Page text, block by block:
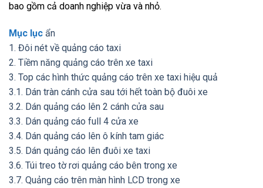
bao gồm cả doanh nghiệp vừa và nhỏ.
Mục lục ẩn
1. Đôi nét về quảng cáo taxi
2. Tiềm năng quảng cáo trên xe taxi
3. Top các hình thức quảng cáo trên xe taxi hiệu quả
3.1. Dán tràn cánh cửa sau tới hết toàn bộ đuôi xe
3.2. Dán quảng cáo lên 2 cánh cửa sau
3.3. Dán quảng cáo full 4 cửa xe
3.4. Dán quảng cáo lên ô kính tam giác
3.5. Dán quảng cáo lên đuôi xe taxi
3.6. Túi treo tờ rơi quảng cáo bên trong xe
3.7. Quảng cáo trên màn hình LCD trong xe